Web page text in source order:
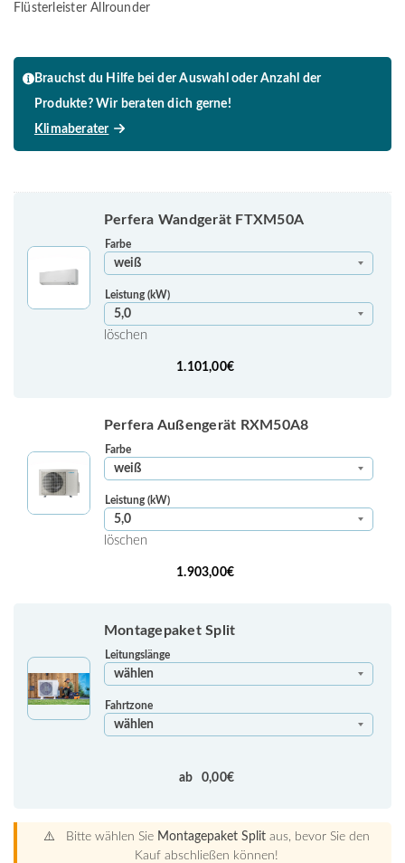
Flüsterleister Allrounder
Brauchst du Hilfe bei der Auswahl oder Anzahl der
Produkte? Wir beraten dich gerne!
Klimaberater
Perfera Wandgerät FTXM50A
Farbe
Leistung (kW)
löschen
1.101,00€
Perfera Außengerät RXM50A8
Farbe
Leistung (kW)
löschen
1.903,00€
Montagepaket Split
Leitungslänge
Fahrtzone
ab 0,00€
⚠️ Bitte wählen Sie Montagepaket Splitaus, bevor Sie den
Kauf abschließen können!